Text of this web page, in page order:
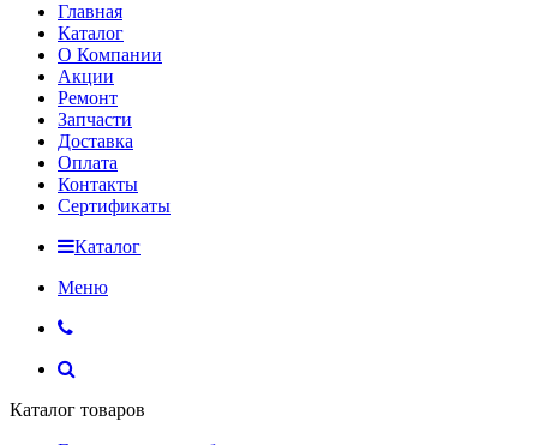
Главная
Каталог
О Компании
Акции
Ремонт
Запчасти
Доставка
Оплата
Контакты
Сертификаты
Каталог
Меню
Каталог товаров